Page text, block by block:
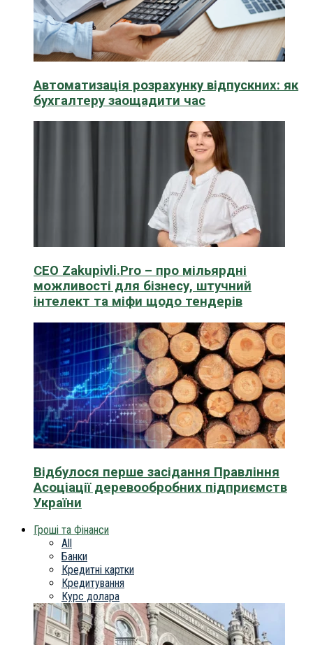
Автоматизація розрахунку відпускних: як
бухгалтеру заощадити час
CEO Zakupivli.Pro – про мільярдні
можливості для бізнесу, штучний
інтелект та міфи щодо тендерів
Відбулося перше засідання Правління
Асоціації деревообробних підприємств
України
Гроші та Фінанси
All
Банки
Кредитні картки
Кредитування
Курс долара